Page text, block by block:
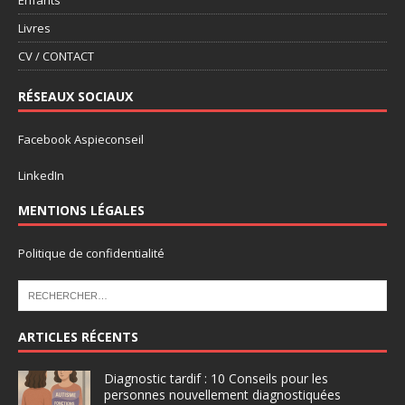
Livres
CV / CONTACT
RÉSEAUX SOCIAUX
Facebook Aspieconseil
LinkedIn
MENTIONS LÉGALES
Politique de confidentialité
ARTICLES RÉCENTS
Diagnostic tardif : 10 Conseils pour les
personnes nouvellement diagnostiquées